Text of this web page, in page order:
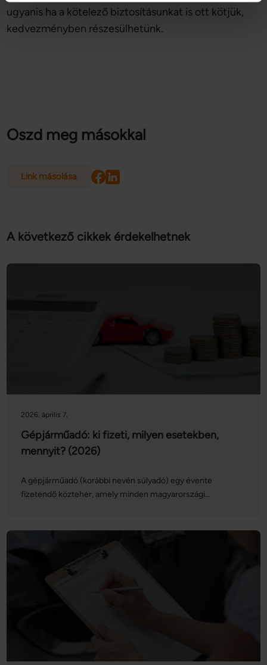
Sütiket használunk a tartalmak és hirdetések személyre
szabásához, közösségi funkciók biztosításához,
ugyanis ha a kötelező biztosításunkat is ott kötjük,
kedvezményben részesülhetünk.
Oszd meg másokkal
Link másolása
A következő cikkek érdekelhetnek
2026. április 7.
Gépjárműadó: ki fizeti, milyen esetekben,
mennyit? (2026)
A gépjárműadó (korábbi nevén súlyadó) egy évente
fizetendő közteher, amely minden magyarországi
mennyit kell fizetnie, milyen kedvezmények és
mentességek vehetők igénybe, valamint azt is, mire kell
figyelni gépjármű adásvétele esetén.